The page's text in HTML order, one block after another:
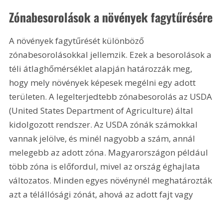
Zónabesorolások a növények fagytűrésére
A növények fagytűrését különböző
zónabesorolásokkal jellemzik. Ezek a besorolások a
téli átlaghőmérséklet alapján határozzák meg,
hogy mely növények képesek megélni egy adott
területen. A legelterjedtebb zónabesorolás az USDA
(United States Department of Agriculture) által
kidolgozott rendszer. Az USDA zónák számokkal
vannak jelölve, és minél nagyobb a szám, annál
melegebb az adott zóna. Magyarországon például
több zóna is előfordul, mivel az ország éghajlata
változatos. Minden egyes növénynél meghatározták
azt a télállósági zónát, ahová az adott fajt vagy